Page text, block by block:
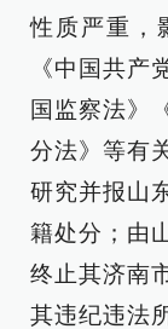
性质严重，
《中国共产
国监察法》
分法》等有
研究并报山
籍处分；由
终止其济南
其违纪违法